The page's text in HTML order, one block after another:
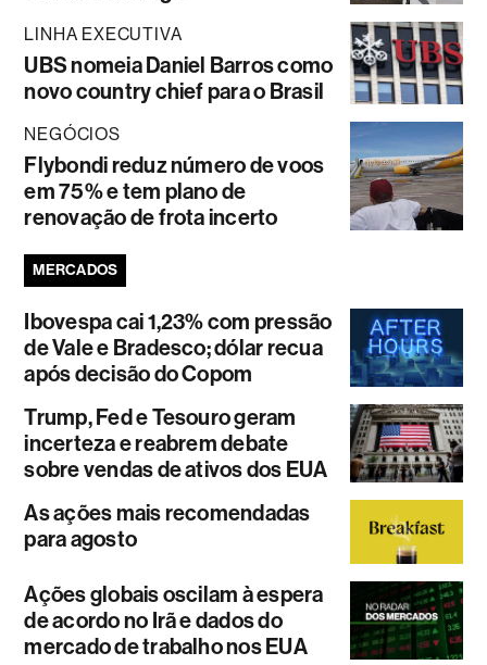
LINHA EXECUTIVA
UBS nomeia Daniel Barros como
novo country chief para o Brasil
NEGÓCIOS
Flybondi reduz número de voos
em 75% e tem plano de
renovação de frota incerto
MERCADOS
Ibovespa cai 1,23% com pressão
de Vale e Bradesco; dólar recua
após decisão do Copom
Trump, Fed e Tesouro geram
incerteza e reabrem debate
sobre vendas de ativos dos EUA
As ações mais recomendadas
para agosto
Ações globais oscilam à espera
de acordo no Irã e dados do
mercado de trabalho nos EUA